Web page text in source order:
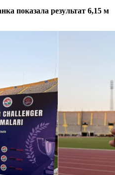
показала результат 6,15 м